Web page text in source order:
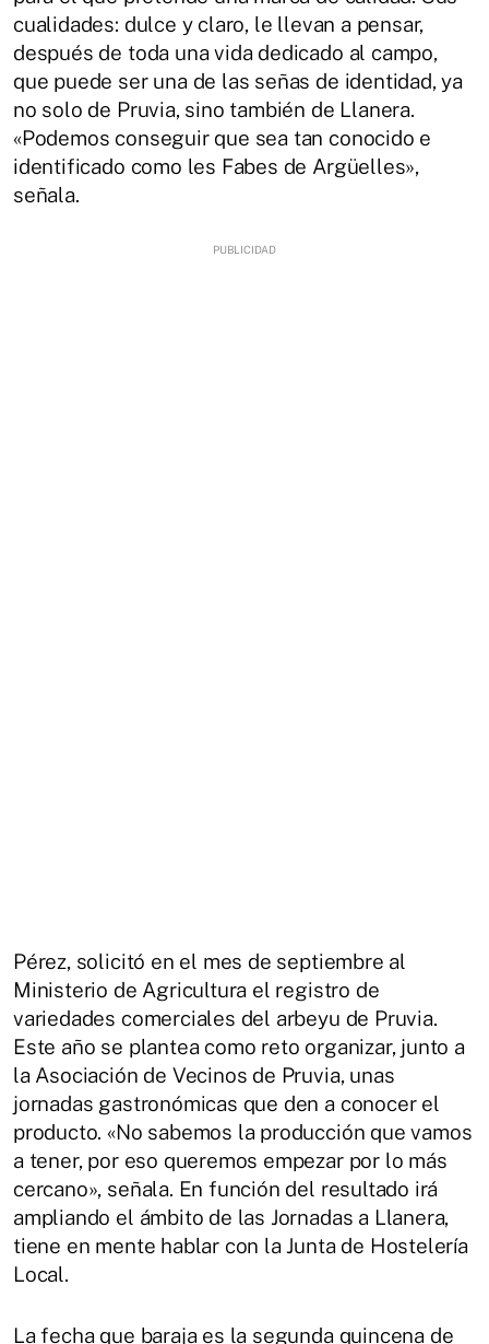
cualidades: dulce y claro, le llevan a pensar,
después de toda una vida dedicado al campo,
que puede ser una de las señas de identidad, ya
no solo de Pruvia, sino también de Llanera.
«Podemos conseguir que sea tan conocido e
identificado como les Fabes de Argüelles»,
señala.
Pérez, solicitó en el mes de septiembre al
Ministerio de Agricultura el registro de
variedades comerciales del arbeyu de Pruvia.
Este año se plantea como reto organizar, junto a
la Asociación de Vecinos de Pruvia, unas
jornadas gastronómicas que den a conocer el
producto. «No sabemos la producción que vamos
a tener, por eso queremos empezar por lo más
cercano», señala. En función del resultado irá
ampliando el ámbito de las Jornadas a Llanera,
tiene en mente hablar con la Junta de Hostelería
Local.
La fecha que baraja es la segunda quincena de